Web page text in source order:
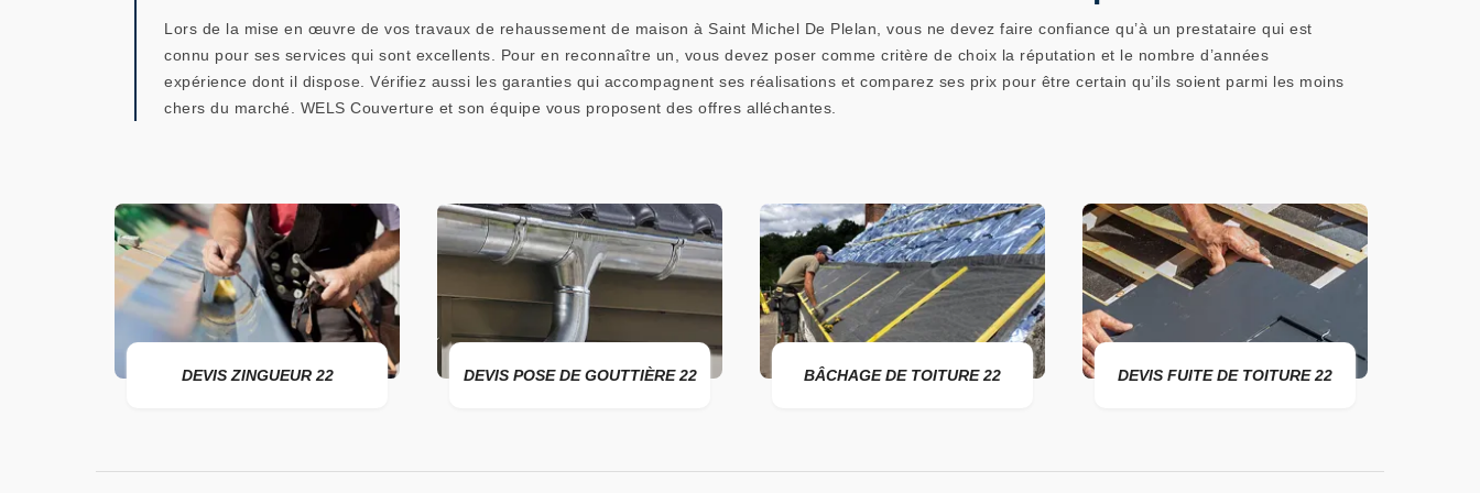
Lors de la mise en œuvre de vos travaux de rehaussement de maison à Saint Michel De Plelan, vous ne devez faire confiance qu’à un prestataire qui est
connu pour ses services qui sont excellents. Pour en reconnaître un, vous devez poser comme critère de choix la réputation et le nombre d’années
expérience dont il dispose. Vérifiez aussi les garanties qui accompagnent ses réalisations et comparez ses prix pour être certain qu’ils soient parmi les moins
chers du marché. WELS Couverture et son équipe vous proposent des offres alléchantes.
DEVIS ZINGUEUR 22 DEVIS POSE DE GOUTTIÈRE 22 BÂCHAGE DE TOITURE 22 DEVIS FUITE DE TOITURE 22